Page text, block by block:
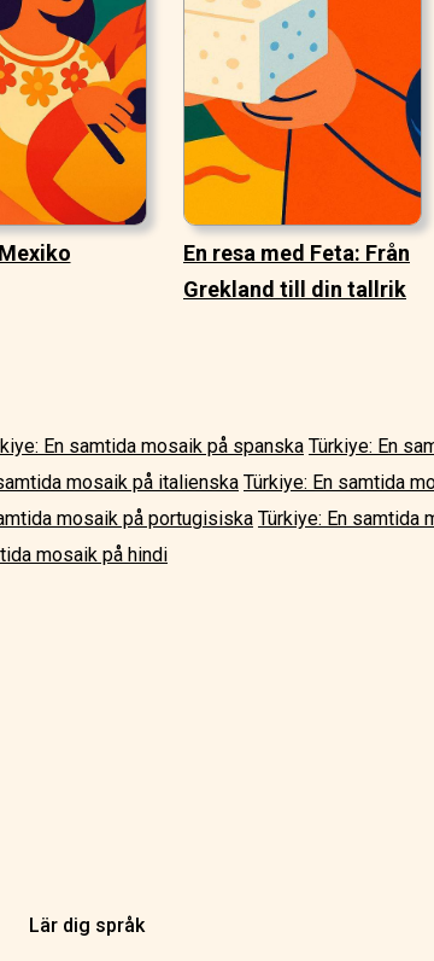
En resa med Feta: Från
Grekland till din tallrik
En samtida mosaik på spanska Türkiye: En
mosaik på italienska Türkiye: En samtida
mosaik på portugisiska Türkiye: En samtida
mosaik på hindi
Lär dig språk